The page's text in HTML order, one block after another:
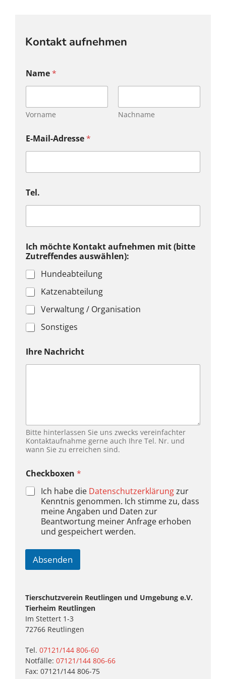
Kontakt aufnehmen
Name*
Vorname Nachname
E-Mail-Adresse*
Tel.
u
t
r
e
f
f
e
n
d
e
(
b
e
l
.
Ich möchte Kontakt aufnehmen mit (bitte
Zutreffendes auswählen):
Hundeabteilung
Katzenabteilung
Verwaltung / Organisation
Sonstiges
Ihre Nachricht
Bitte hinterlassen Sie uns zwecks vereinfachter
Kontaktaufnahme gerne auch Ihre Tel. Nr. und
wann Sie zu erreichen sind.
Checkboxen *
Ich habe die Datenschutzerklärungzur
Kenntnis genommen. Ich stimme zu, dass
meine Angaben und Daten zur
Beantwortung meiner Anfrage erhoben
und gespeichert werden.
Absenden
t
e
r
n
t
i
Tierschutzverein Reutlingen und Umgebung e.V.
Tierheim Reutlingen
Im Stettert 1-3
72766 Reutlingen
Tel. 07121/144 806-60
Notfälle: 07121/144 806-66
Fax: 07121/144 806-75